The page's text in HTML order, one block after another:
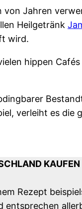
Jahren
Heilgetränk
wird.
hippen
verleiht es die
KAUFEN
Rezept
entsprechen